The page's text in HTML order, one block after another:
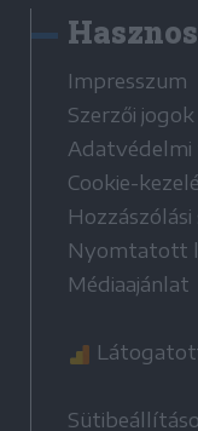
Hasznos
Impresszum
Szerzői jogok
Cookie-
Nyomtatott
Médiaajánlat